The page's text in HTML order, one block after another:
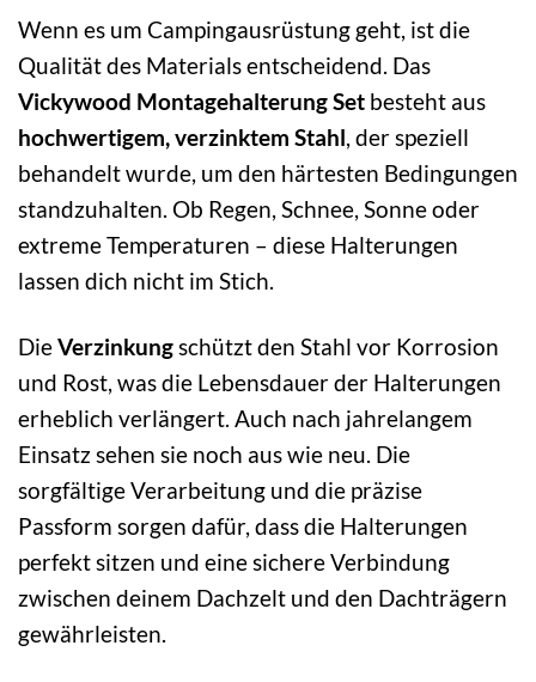
Wenn es um Campingausrüstung geht, ist die
Qualität des Materials entscheidend. Das
Vickywood Montagehalterung Set besteht aus
hochwertigem, verzinktem Stahl, der speziell
behandelt wurde, um den härtesten Bedingungen
standzuhalten. Ob Regen, Schnee, Sonne oder
extreme Temperaturen – diese Halterungen
lassen dich nicht im Stich.
DieVerzinkungschützt den Stahl vor Korrosion
und Rost, was die Lebensdauer der Halterungen
erheblich verlängert. Auch nach jahrelangem
Einsatz sehen sie noch aus wie neu. Die
sorgfältige Verarbeitung und die präzise
Passform sorgen dafür, dass die Halterungen
perfekt sitzen und eine sichere Verbindung
zwischen deinem Dachzelt und den Dachträgern
gewährleisten.